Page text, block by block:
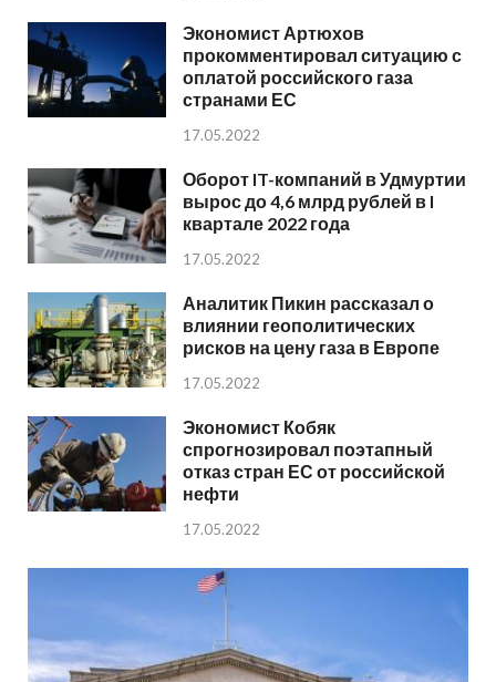
Экономист Артюхов
прокомментировал ситуацию с
оплатой российского газа
странами ЕС
17.05.2022
Оборот IT-компаний в Удмуртии
вырос до 4,6 млрд рублей в I
квартале 2022 года
17.05.2022
Аналитик Пикин рассказал о
влиянии геополитических
рисков на цену газа в Европе
17.05.2022
Экономист Кобяк
спрогнозировал поэтапный
отказ стран ЕС от российской
нефти
17.05.2022